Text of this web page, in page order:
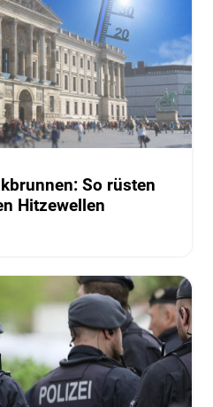
So rüsten
Hitzewellen